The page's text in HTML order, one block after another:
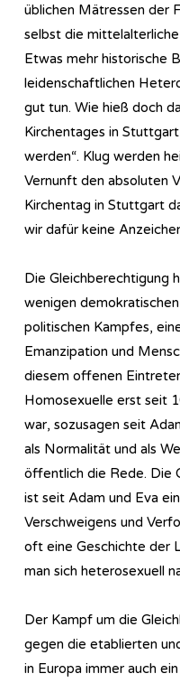
üblichen Mätressen der
selbst die
Etwas mehr historische
leidenschaftlichen
gut tun. Wie hieß doch
Kirchentages in
werden“. Klug werden
Vernunft den absoluten
Kirchentag in Stuttgart
wir dafür keine
Die Gleichberechtigung
wenigen
politischen Kampfes,
Emanzipation und
diesem offenen
Homosexuelle erst seit
war, sozusagen seit
als Normalität und als
öffentlich die Rede. Die
ist seit Adam und Eva
Verschweigens und
oft eine Geschichte der
man sich heterosexuell
Der Kampf um die
gegen die etablierten
in Europa immer auch